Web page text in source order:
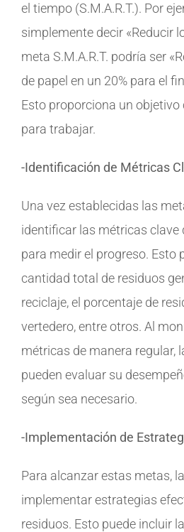
el tiempo (S.M.A.R.T.). Por
simplemente decir «Reducir
meta S.M.A.R.T. podría ser
de papel en un 20% para el
Esto proporciona un
para trabajar.
-Identificación de Métricas
Una vez establecidas las
identificar las métricas clave
para medir el progreso. Esto
cantidad total de residuos
reciclaje, el porcentaje de
vertedero, entre otros. Al
métricas de manera regular,
pueden evaluar su
según sea necesario.
-Implementación de
Para alcanzar estas metas,
implementar estrategias
residuos. Esto puede incluir